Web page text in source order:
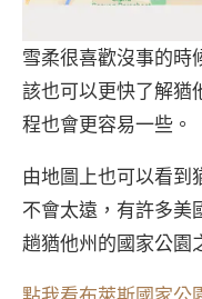
雪柔很喜歡沒事的時
該也可以更快了解猶
程也會更容易一些。
由地圖上也可以看到
不會太遠，有許多美
趟猶他州的國家公園